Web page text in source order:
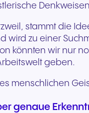
stammt die
wird zu einer
könnten wir nur
geben.
menschlichen
genaue